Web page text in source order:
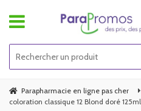
Parapharmacie en ligne pas cher
coloration classique 12 Blond doré 125ml